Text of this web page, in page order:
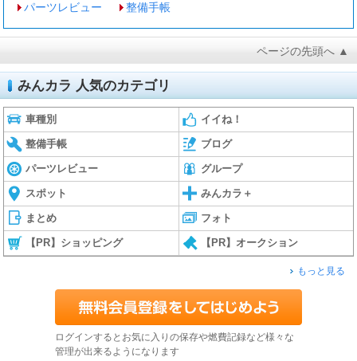
パーツレビュー 整備手帳
ページの先頭へ ▲
みんカラ 人気のカテゴリ
車種別 イイね！
整備手帳 ブログ
パーツレビュー グループ
スポット みんカラ＋
まとめ フォト
【PR】ショッピング 【PR】オークション
もっと見る
ログインするとお気に入りの保存や燃費記録など様々な
管理が出来るようになります